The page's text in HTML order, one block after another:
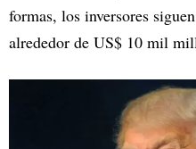
formas, los inversores
alrededor de US$ 10 mil